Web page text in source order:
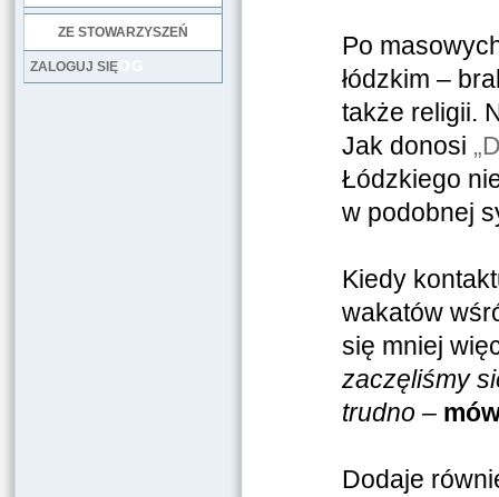
ZE STOWARZYSZEŃ
LOG
ZALOGUJ SIĘ
Po
łódzkim –
także religii.
Jak donosi
Łódzkiego
w podobnej
Kiedy
wakatów
się mniej
zaczęliśmy
trudno –
Dodaje